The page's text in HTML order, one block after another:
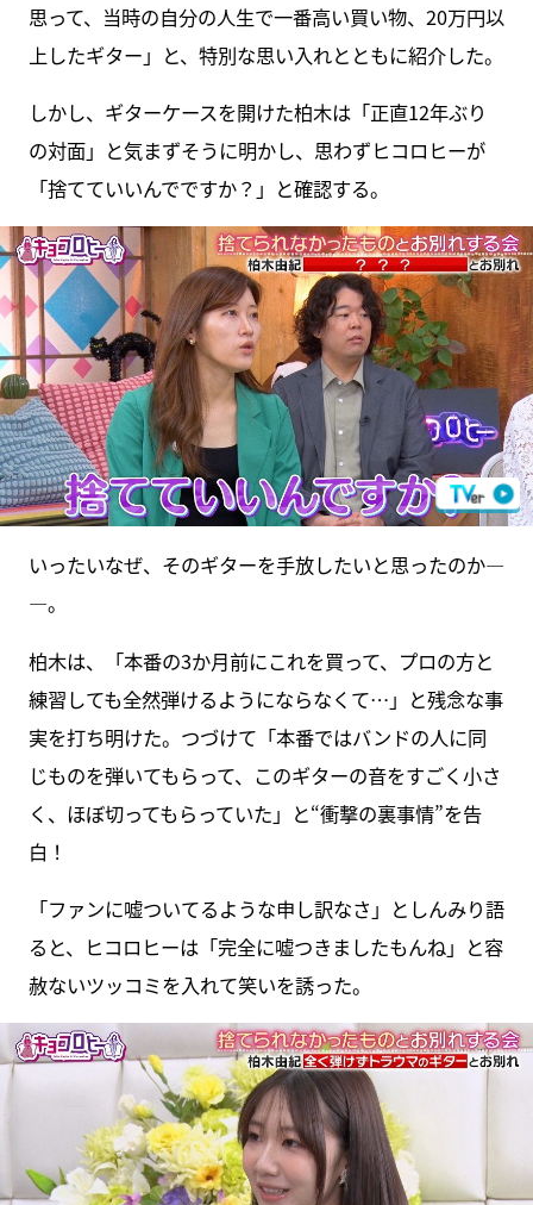
思って、当時の自分の人生で一番高い買い物、20万円以
上したギター」と、特別な思い入れとともに紹介した。
しかし、ギターケースを開けた柏木は「正直12年ぶり
の対面」と気まずそうに明かし、思わずヒコロヒーが
「捨てていいんでですか？」と確認する。
いったいなぜ、そのギターを手放したいと思ったのか―
―。
柏木は、「本番の3か月前にこれを買って、プロの方と
練習しても全然弾けるようにならなくて…」と残念な事
実を打ち明けた。つづけて「本番ではバンドの人に同
じものを弾いてもらって、このギターの音をすごく小さ
く、ほぼ切ってもらっていた」と“衝撃の裏事情”を告
白！
「ファンに嘘ついてるような申し訳なさ」としんみり語
ると、ヒコロヒーは「完全に嘘つきましたもんね」と容
赦ないツッコミを入れて笑いを誘った。